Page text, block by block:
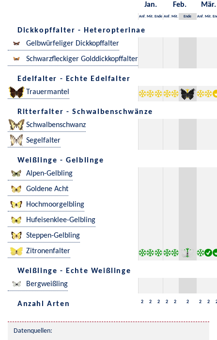
Jan. Feb. Mär.
Anf. Mit. Ende Anf. Mit. Ende Anf. Mit.
Dickkopffalter - Heteropterinae
Gelbwürfeliger Dickkopffalter
Schwarzfleckiger Golddickkopffalter
Edelfalter - Echte Edelfalter
Trauermantel
Ritterfalter - Schwalbenschwänze
Schwalbenschwanz
Segelfalter
Weißlinge - Gelblinge
Alpen-Gelbling
Goldene Acht
Hochmoorgelbling
Hufeisenklee-Gelbling
Steppen-Gelbling
Zitronenfalter
Weißlinge - Echte Weißlinge
Bergweißling
Anzahl Arten 2 2 2 2 2 2 2 2
Datenquellen: